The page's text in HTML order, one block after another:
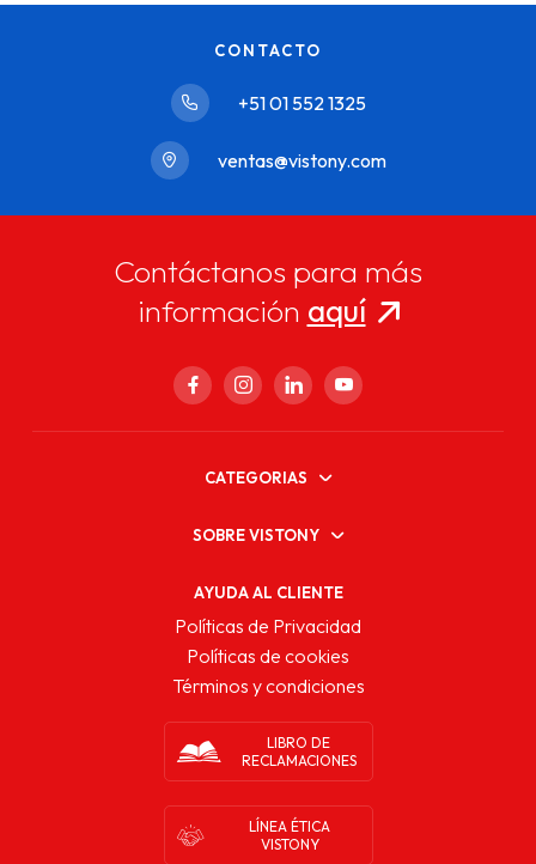
CONTACTO
+51 01 552 1325
ventas@vistony.com
Contáctanos para más
información aquí
CATEGORIAS
SOBRE VISTONY
AYUDA AL CLIENTE
Políticas de Privacidad
Políticas de cookies
Términos y condiciones
LIBRO DE
RECLAMACIONES
LÍNEA ÉTICA
VISTONY